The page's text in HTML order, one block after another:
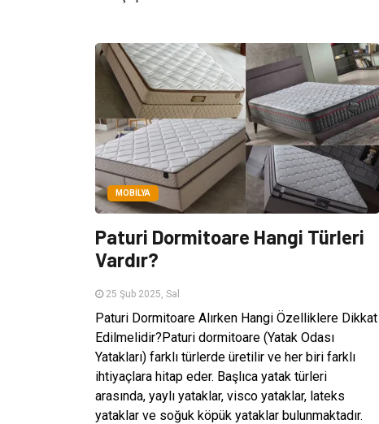
MOBILYA
Paturi Dormitoare Hangi Türleri
Vardır?
25 Şub 2025, Sal
Paturi Dormitoare Alırken Hangi Özelliklere Dikkat
Edilmelidir?Paturi dormitoare (Yatak Odası
Yatakları) farklı türlerde üretilir ve her biri farklı
ihtiyaçlara hitap eder. Başlıca yatak türleri
arasında, yaylı yataklar, visco yataklar, lateks
yataklar ve soğuk köpük yataklar bulunmaktadır.